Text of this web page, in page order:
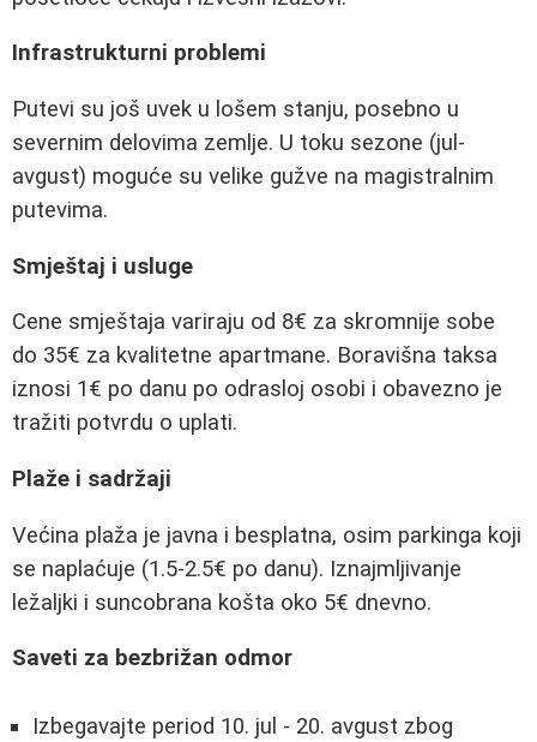
Infrastrukturni problemi
Putevi su još uvek u lošem stanju, posebno u
severnim delovima zemlje. U toku sezone (jul-
avgust) moguće su velike gužve na magistralnim
putevima.
Smještaj i usluge
Cene smještaja variraju od 8€ za skromnije sobe
do 35€ za kvalitetne apartmane. Boravišna taksa
iznosi 1€ po danu po odrasloj osobi i obavezno je
tražiti potvrdu o uplati.
Plaže i sadržaji
Većina plaža je javna i besplatna, osim parkinga koji
se naplaćuje (1.5-2.5€ po danu). Iznajmljivanje
ležaljki i suncobrana košta oko 5€ dnevno.
Saveti za bezbrižan odmor
Izbegavajte period 10. jul - 20. avgust zbog